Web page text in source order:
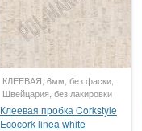
КЛЕЕВАЯ, 6мм, без фаски,
Швейцария, без лакировки
Клеевая пробка Corkstyle
Ecocork linea white